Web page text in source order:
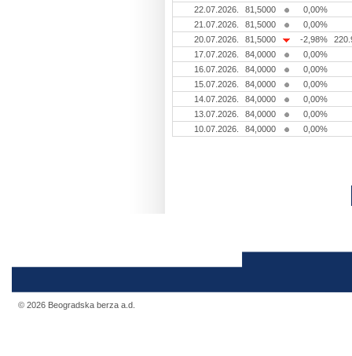
22.07.2026.
81,5000
0,00%
21.07.2026.
81,5000
0,00%
20.07.2026.
81,5000 -2,98%
17.07.2026.
84,0000
0,00%
16.07.2026.
84,0000
0,00%
15.07.2026.
84,0000
0,00%
14.07.2026.
84,0000
0,00%
13.07.2026.
84,0000
0,00%
10.07.2026.
84,0000 0,00%
© 2026 Beogradska berza a.d.